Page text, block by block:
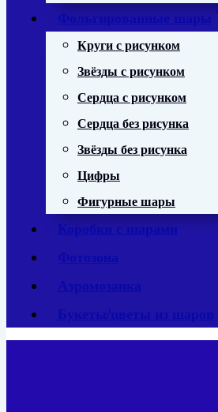
Фольгированные шары
Круги с рисунком
Звёзды с рисунком
Сердца с рисунком
Сердца без рисунка
Звёзды без рисунка
Цифры
Фигурные шары
Коробки с шарами
Фотозона
Аэромозаика
Букеты/цветы из шаров